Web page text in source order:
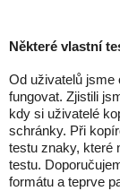
Některé vlastní
Od uživatelů jsme
fungovat. Zjistili
kdy si uživatelé
schránky. Při
testu znaky, které
testu.
formátu a teprve